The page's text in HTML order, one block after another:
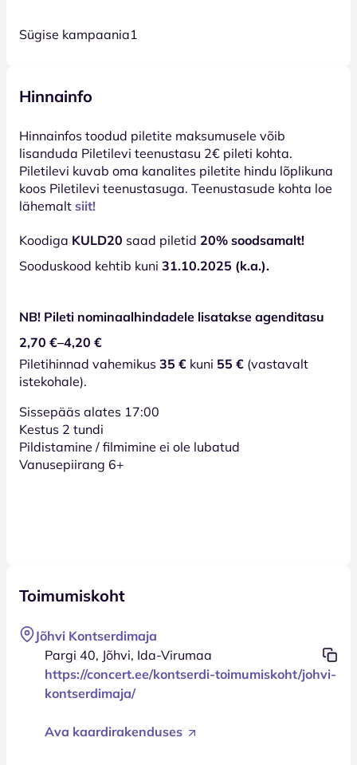
Sügise kampaania1
Hinnainfo
Hinnainfos toodud piletite maksumusele võib
lisanduda Piletilevi teenustasu 2€ pileti kohta.
Piletilevi kuvab oma kanalites piletite hindu lõplikuna
koos Piletilevi teenustasuga. Teenustasude kohta loe
lähemalt siit!
Koodiga KULD20 saad piletid 20% soodsamalt!
Sooduskood kehtib kuni 31.10.2025 (k.a.).
NB! Pileti nominaalhindadele lisatakse agenditasu
2,70 €–4,20 €
Piletihinnad vahemikus 35 € kuni 55 € (vastavalt
istekohale).
Sissepääs alates 17:00
Kestus 2 tundi
Pildistamine / filmimine ei ole lubatud
Vanusepiirang 6+
Toimumiskoht
Jõhvi Kontserdimaja
Pargi 40, Jõhvi, Ida-Virumaa
https://concert.ee/kontserdi-toimumiskoht/johvi-
kontserdimaja/
Ava kaardirakenduses